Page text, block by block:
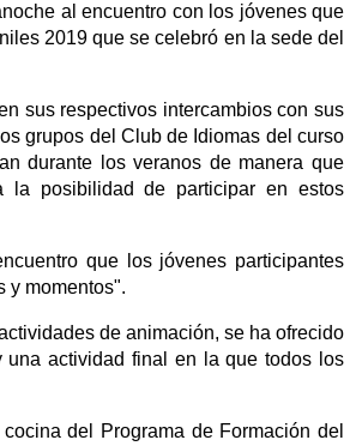
al encuentro con los jóvenes que
2019 que se celebró en la sede del
sus respectivos intercambios con sus
grupos del Club de Idiomas del curso
durante los veranos de manera que
la posibilidad de participar en estos
que los jóvenes participantes
y momentos".
de animación, se ha ofrecido
actividad final en la que todos los
del Programa de Formación del